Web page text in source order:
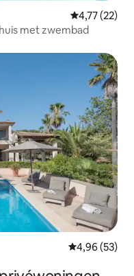
Gemiddelde
4,77 (22)
met zwembad
Gemiddelde
4,96 (53)